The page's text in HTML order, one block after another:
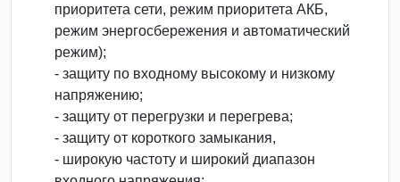
приоритета сети, режим приоритета АКБ,
режим энергосбережения и автоматический
режим);
- защиту по входному высокому и низкому
напряжению;
- защиту от перегрузки и перегрева;
- защиту от короткого замыкания,
- широкую частоту и широкий диапазон